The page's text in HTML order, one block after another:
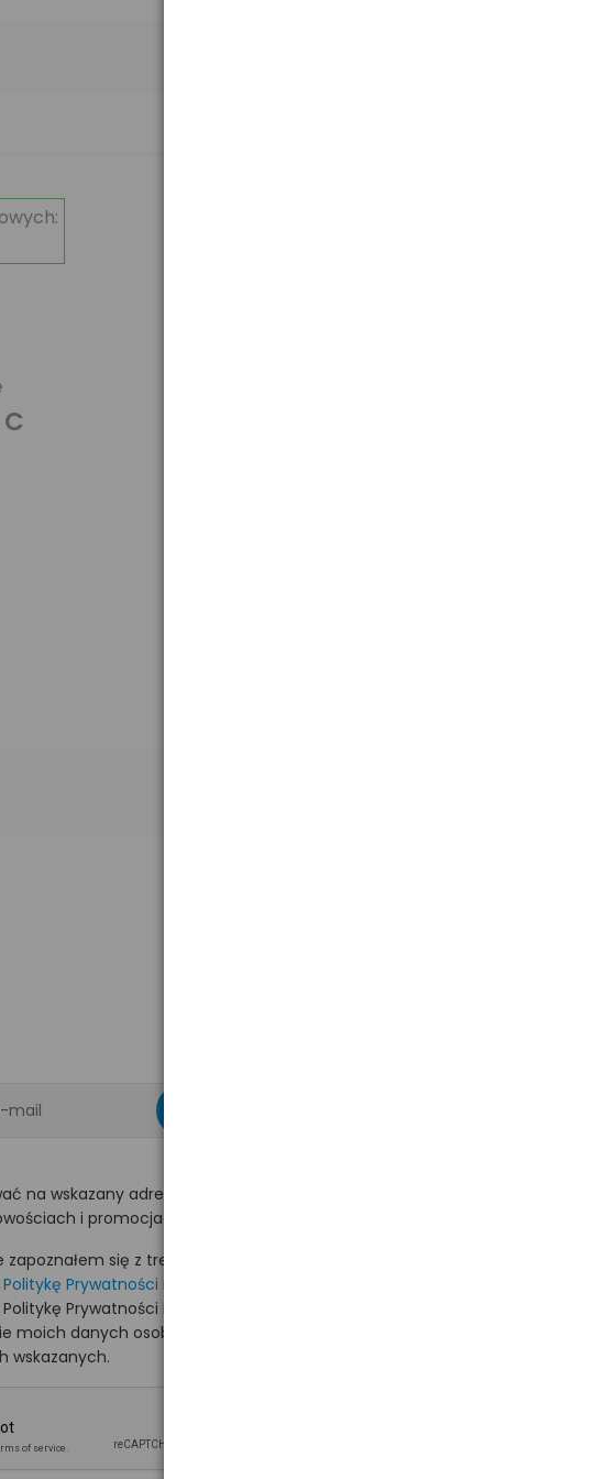
na wskazany adres e-mail
i promocjach na hurt.com.pl.
zapoznałem się z treścią i akceptuję
Politykę Prywatności
Prywatności i wyrażam zgodę
moich danych osobowych na
wskazanych.